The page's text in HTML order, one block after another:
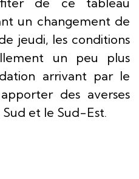
un changement de
jeudi, les conditions
un peu plus
arrivant par le
des averses
et le Sud-Est.